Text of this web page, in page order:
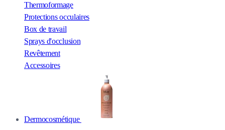
Thermoformage
Protections occulaires
Box de travail
Sprays d'occlusion
Revêtement
Accessoires
Dermocosmétique